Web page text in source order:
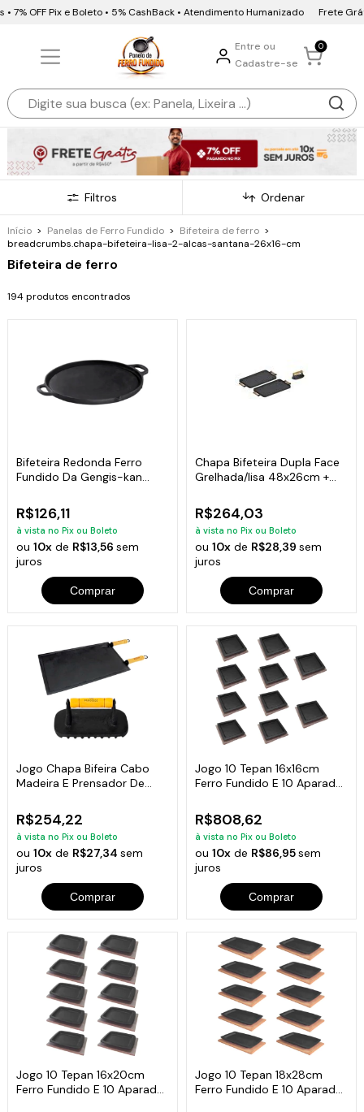
Pix e Boleto • 5% CashBack • Atendimento Humanizado Frete Grátis • 10x
Entre ou
Cadastre-se
0
Filtros Ordenar
Início > Panelas de Ferro Fundido > Bifeteira de ferro >
breadcrumbs.chapa-bifeteira-lisa-2-alcas-santana-26x16-cm
Bifeteira de ferro
194 produtos encontrados
Bifeteira Redonda Ferro
Fundido Da Gengis-kan
R$126,11
à vista no Pix ou Boleto
ou10x de R$13,56sem
juros
Comprar
Chapa Bifeteira Dupla Face
Grelhada/lisa 48x26cm +
R$264,03
à vista no Pix ou Boleto
ou 10xde R$28,39 sem
juros
Comprar
Jogo Chapa Bifeira Cabo
Madeira E Prensador De
R$254,22
à vista no Pix ou Boleto
ou10x de R$27,34sem
juros
Comprar
Jogo 10 Tepan 16x16cm
Ferro Fundido E 10 Aparador
R$808,62
à vista no Pix ou Boleto
ou 10xde R$86,95sem
juros
Comprar
Jogo 10 Tepan 16x20cm
Ferro Fundido E 10 Aparador
Jogo 10 Tepan 18x28cm
Ferro Fundido E 10 Aparador